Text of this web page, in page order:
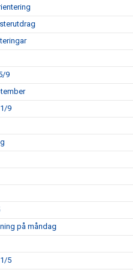
9
9
på måndag
5